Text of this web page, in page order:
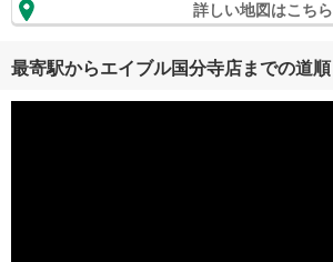
詳しい地図はこちら
最寄駅からエイブル国分寺店までの道順